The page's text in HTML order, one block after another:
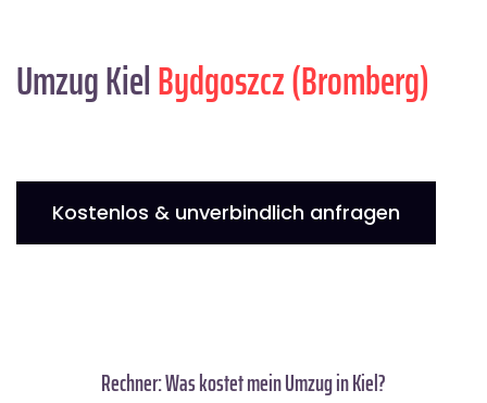
Umzug KielBydgoszcz (Bromberg)
Kostenlos & unverbindlich anfragen
Rechner: Was kostet mein Umzug in Kiel?